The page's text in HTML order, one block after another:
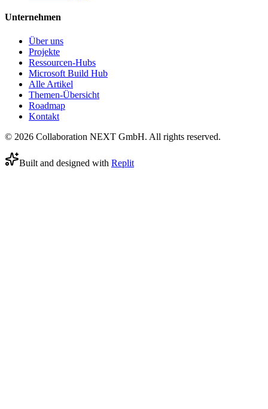
Unternehmen
Über uns
Projekte
Ressourcen-Hubs
Microsoft Build Hub
Alle Artikel
Themen-Übersicht
Roadmap
Kontakt
© 2026 Collaboration NEXT GmbH. All rights reserved.
Built and designed with Replit